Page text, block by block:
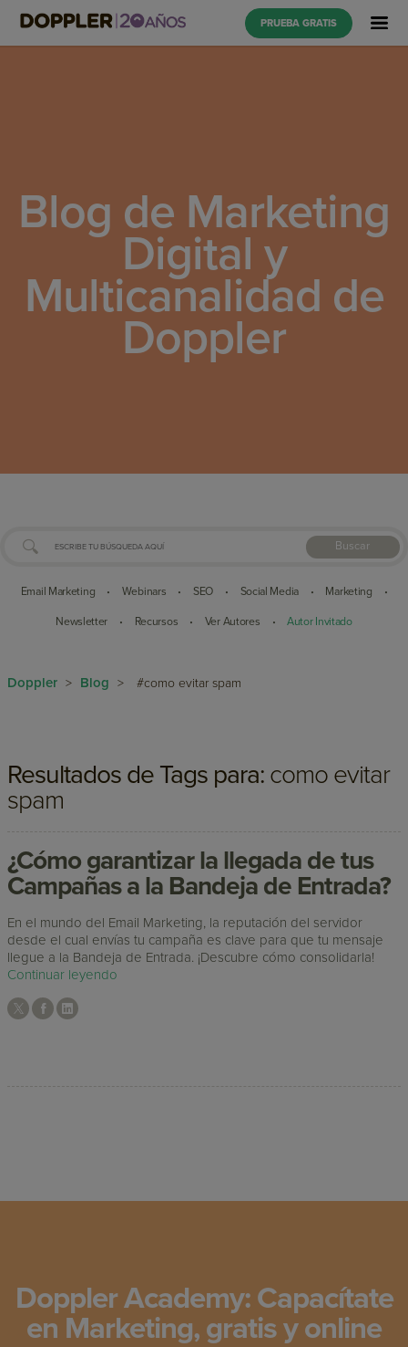
PRUEBA GRATIS
Blog de Marketing
Digital y
Multicanalidad de
Doppler
Buscar
Email Marketing • Webinars • SEO • Social Media • Marketing •
Newsletter • Recursos • Ver Autores • Autor Invitado
Doppler > Blog > #como evitar spam
Resultados de Tags para: como evitar
spam
¿Cómo garantizar la llegada de tus
Campañas a la Bandeja de Entrada?
En el mundo del Email Marketing, la reputación del servidor
desde el cual envías tu campaña es clave para que tu mensaje
llegue a la Bandeja de Entrada. ¡Descubre cómo consolidarla!
Continuar leyendo
Doppler Academy: Capacítate
en Marketing, gratis y online